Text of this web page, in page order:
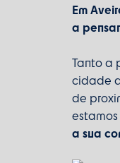
Em
a
Tanto a
cidade
de
a sua